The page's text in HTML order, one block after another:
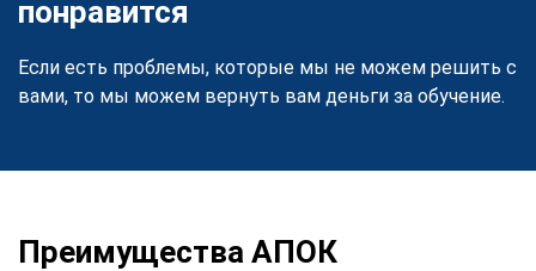
понравится
Если есть проблемы, которые мы не можем решить с
вами, то мы можем вернуть вам деньги за обучение.
Преимущества АПОК